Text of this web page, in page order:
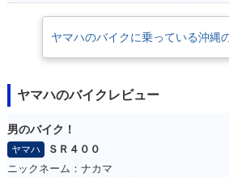
ヤマハのバイクに乗っている沖縄
ヤマハのバイクレビュー
男のバイク！
ヤマハ
ＳＲ４００
ニックネーム：ナカマ